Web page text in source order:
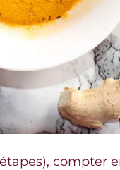
compter